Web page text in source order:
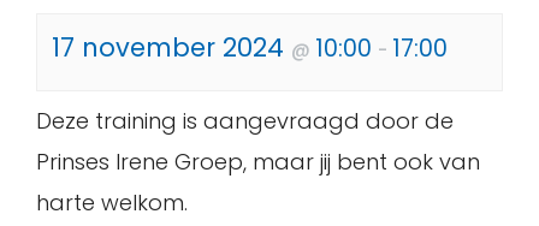
17 november 2024 @ 10:00 - 17:00
Deze training is aangevraagd door de
Prinses Irene Groep, maar jij bent ook van
harte welkom.